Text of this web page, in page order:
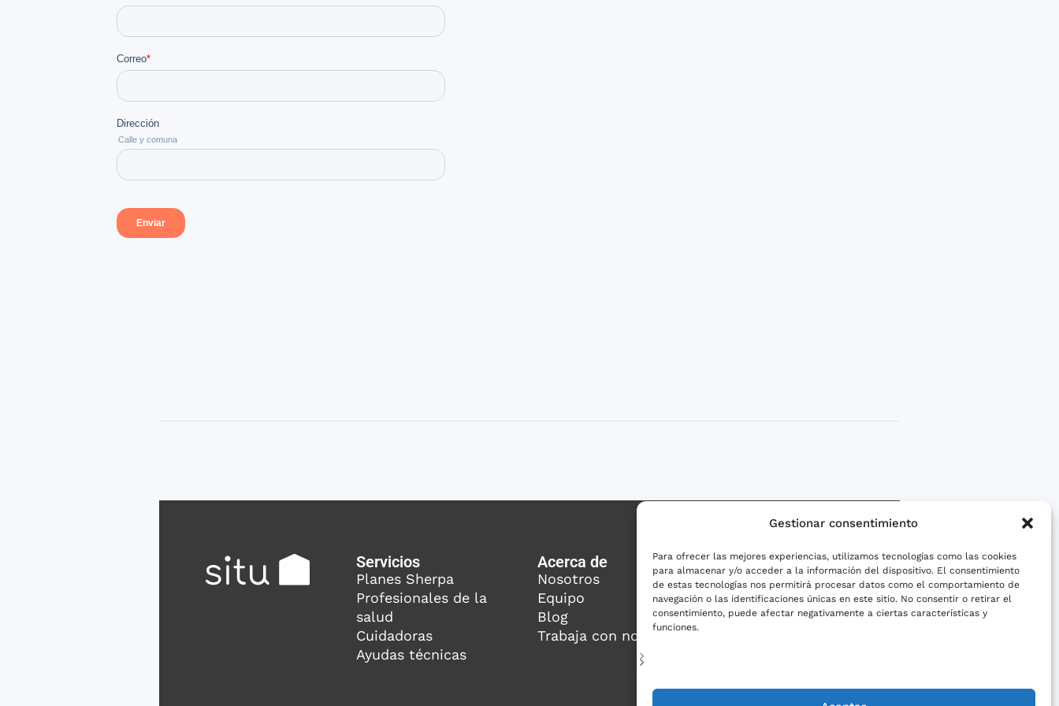
Gestionar consentimiento
Para ofrecer las mejores experiencias, utilizamos tecnologías como las cookies
para almacenar y/o acceder a la información del dispositivo. El consentimiento
de estas tecnologías nos permitirá procesar datos como el comportamiento de
navegación o las identificaciones únicas en este sitio. No consentir o retirar el
consentimiento, puede afectar negativamente a ciertas características y
funciones.
Servicios
Planes Sherpa
Profesionales de la
salud
Cuidadoras
Ayudas técnicas
Acerca de
Nosotros
Equipo
Blog
Trabaja con nosotros
Contacto
¿Quieres llamarnos?
+56 9 8889 9427